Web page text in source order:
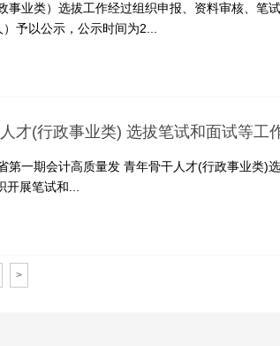
事业类）选拔工作经过组织申报、资料审核、笔
予以公示，公示时间为2...
才(行政事业类) 选拔笔试和面试等工
一期会计高质量发 青年骨干人才(行政事业类)
展笔试和...
>